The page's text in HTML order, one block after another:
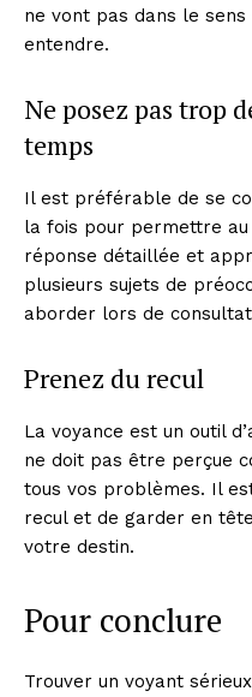
ne vont pas dans le
entendre.
Ne posez pas trop
temps
Il est préférable de se
la fois pour permettre
réponse détaillée et
plusieurs sujets de
aborder lors de
Prenez du recul
La voyance est un outil
ne doit pas être perçue
tous vos problèmes. Il
recul et de garder en
votre destin.
Pour conclure
Trouver un voyant